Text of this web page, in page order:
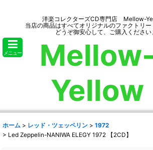
洋楽コレクターズCD専門店 Mellow-
当店の商品はすべてオリジナルのファクトリー
どうぞ御安心して、ご購入ください
メニュー
Yellow
ホーム > レッド・ツェッペリン > 1972
> Led Zeppelin-NANIWA ELEGY 1972 【2CD】